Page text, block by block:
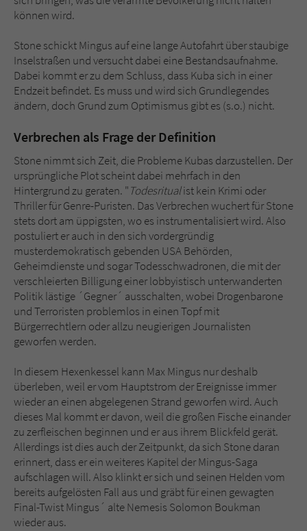
können wird.
Stone schickt Mingus auf eine lange Autofahrt über staubige
Inselstraßen und versucht dabei eine Bestandsaufnahme.
Dabei kommt er zu dem Schluss, dass Kuba sich in einer
Endzeit befindet. Es muss und wird sich Grundlegendes
ändern, doch Grund zum Optimismus gibt es (s.o.) nicht.
Verbrechen als Frage der Definition
Stone nimmt sich Zeit, die Probleme Kubas darzustellen. Der
ursprüngliche Plot scheint dabei mehrfach in den
Hintergrund zu geraten. "Todesritualist kein Krimi oder
Thriller für Genre-Puristen. Das Verbrechen wuchert für Stone
stets dort am üppigsten, wo es instrumentalisiert wird. Also
postuliert er auch in den sich vordergründig
musterdemokratisch gebenden USA Behörden,
Geheimdienste und sogar Todesschwadronen, die mit der
verschleierten Billigung einer lobbyistisch unterwanderten
Politik lästige ´Gegner´ ausschalten, wobei Drogenbarone
und Terroristen problemlos in einen Topf mit
Bürgerrechtlern oder allzu neugierigen Journalisten
geworfen werden.
In diesem Hexenkessel kann Max Mingus nur deshalb
überleben, weil er vom Hauptstrom der Ereignisse immer
wieder an einen abgelegenen Strand geworfen wird. Auch
dieses Mal kommt er davon, weil die großen Fische einander
zu zerfleischen beginnen und er aus ihrem Blickfeld gerät.
Allerdings ist dies auch der Zeitpunkt, da sich Stone daran
erinnert, dass er ein weiteres Kapitel der Mingus-Saga
aufschlagen will. Also klinkt er sich und seinen Helden vom
bereits aufgelösten Fall aus und gräbt für einen gewagten
Final-Twist Mingus´ alte Nemesis Solomon Boukman
wieder aus.